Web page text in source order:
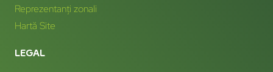
Reprezentanți zonali
Hartă Site
LEGAL